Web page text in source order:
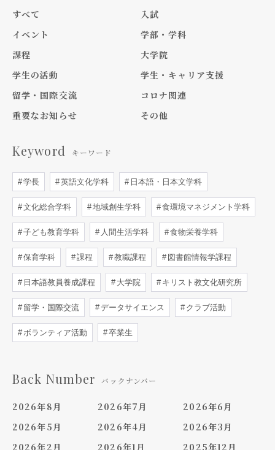
すべて
入試
イベント
学部・学科
課程
大学院
学生の活動
学生・キャリア支援
留学・国際交流
コロナ関連
重要なお知らせ
その他
Keyword キーワード
学長 英語文化学科 日本語・日本文学科
文化総合学科 地域創生学科 食環境マネジメント学科
子ども教育学科 人間生活学科 食物栄養学科
保育学科 課程 教職課程 図書館情報学課程
日本語教員養成課程 大学院 キリスト教文化研究所
留学・国際交流 データサイエンス クラブ活動
ボランティア活動 卒業生
Back Number バックナンバー
2026年8月 2026年7月
2026年6月
2026年5月
2026年4月
2026年3月
2026年2月
2026年1月 2025年12月